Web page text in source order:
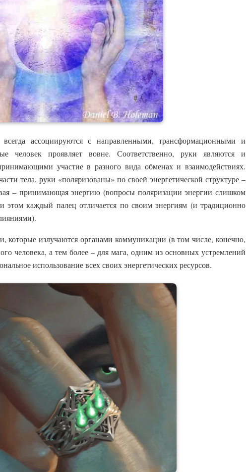
ассоциируются с направленными, трансформационными и
человек проявляет вовне. Соответственно, руки являются и
участие в разного вида обменах и взаимодействиях.
тела, руки «поляризованы» по своей энергетической структуре –
– принимающая энергию (вопросы поляризации энергии слишком
каждый палец отличается по своим энергиям (и традиционно
которые излучаются органами коммуникации (в том числе, конечно,
человека, а тем более – для мага, одним из основных устремлений
использование всех своих энергетических ресурсов.